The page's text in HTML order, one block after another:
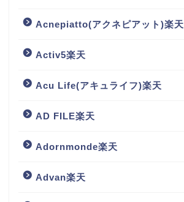
Acnepiatto(アクネピアット)楽天
Activ5楽天
Acu Life(アキュライフ)楽天
AD FILE楽天
Adornmonde楽天
Advan楽天